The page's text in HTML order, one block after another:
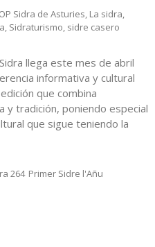
Sidra de Asturies, La sidra,
, Sidraturismo, sidre casero
llega este mes de abril
informativa y cultural
que combina
y tradición, poniendo especial
que sigue teniendo la
264 Primer Sidre l'Añu